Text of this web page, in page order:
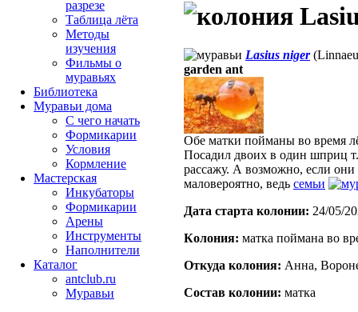
Lasius niger
garden ant
Обе матки пойманы во время
Посадил двоих в один шприц
рассажу. А возможно, если они
маловероятно, ведь семьи
Дата старта кoлонии: 24/05/
Кoлония: матка поймана во
Откуда кoлония: Анна,
Состав кoлонии: матка
разрезе
Таблица лёта
Методы
изучения
Фильмы о
муравьях
Библиотека
Муравьи дома
С чего начать
Формикарии
Условия
Кормление
Мастерская
Инкубаторы
Формикарии
Арены
Инструменты
Наполнители
Каталог
antclub.ru
Муравьи